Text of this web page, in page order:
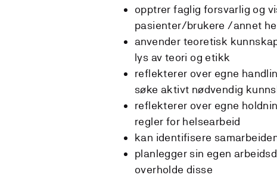
opptrer faglig forsvarlig og
pasienter/brukere /annet
anvender teoretisk
lys av teori og etikk
reflekterer over egne
søke aktivt nødvendig
reflekterer over egne
regler for helsearbeid
kan identifisere
planlegger sin egen
overholde disse